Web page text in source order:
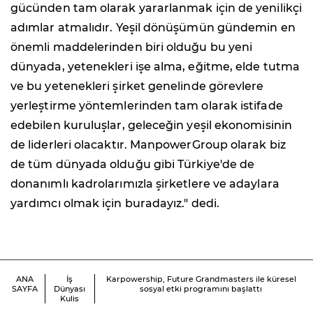
gücünden tam olarak yararlanmak için de yenilikçi
adımlar atmalıdır. Yeşil dönüşümün gündemin en
önemli maddelerinden biri olduğu bu yeni
dünyada, yetenekleri işe alma, eğitme, elde tutma
ve bu yetenekleri şirket genelinde görevlere
yerleştirme yöntemlerinden tam olarak istifade
edebilen kuruluşlar, geleceğin yeşil ekonomisinin
de liderleri olacaktır. ManpowerGroup olarak biz
de tüm dünyada olduğu gibi Türkiye'de de
donanımlı kadrolarımızla şirketlere ve adaylara
yardımcı olmak için buradayız." dedi.
ANA
SAYFA
İş
Dünyası
Kulis
Karpowership, Future Grandmasters ile küresel
sosyal etki programını başlattı